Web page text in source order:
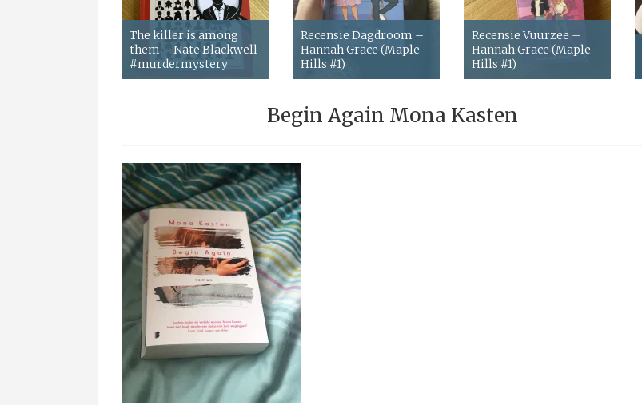
The killer is among
them – Nate Blackwell
#murdermystery
Recensie Dagdroom –
Hannah Grace (Maple
Hills #1)
Recensie Vuurzee –
Hannah Grace (Maple
Hills #1)
Begin Again Mona Kasten